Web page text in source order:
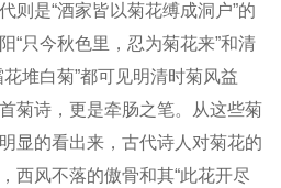
则是“酒家皆以菊花缚成洞户”的
“只今秋色里，忍为菊花来”和清
堆白菊”都可见明清时菊风益
菊诗，更是牵肠之笔。从这些菊
显的看出来，古代诗人对菊花的
西风不落的傲骨和其“此花开尽